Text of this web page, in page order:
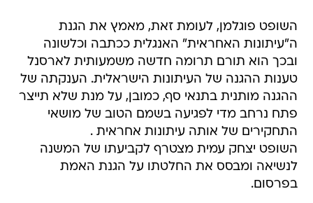
השופט פוגלמן, לעומת זאת, מאמץ את הגנת
ה"עיתונות האחראית" האנגלית ככתבה וכלשונה
ובכך הוא תורם תרומה חדשה משמעותית לארסנל
טענות ההגנה של העיתונות הישראלית. הענקתה של
ההגנה מותנית בתנאי סף, כמובן, על מנת שלא תייצר
פתח נרחב מדי לפגיעה בשמם הטוב של מושאי
התחקירים של אותה עיתונות אחראית .
השופט יצחק עמית מצטרף לקביעתו של המשנה
לנשיאה ומבסס את החלטתו על הגנת האמת
בפרסום.